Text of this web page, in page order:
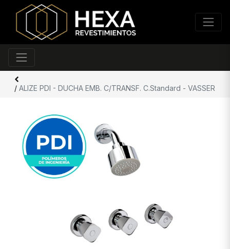
/ ALIZE PDI - DUCHA EMB. C/TRANSF. C.Standard - VASSER